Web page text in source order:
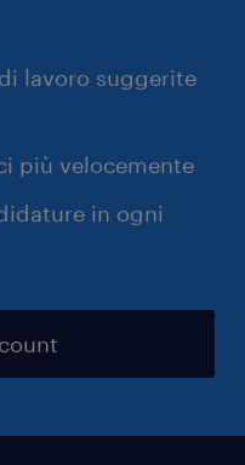
lavoro suggerite
più velocemente
in ogni